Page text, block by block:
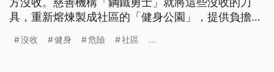
具，重新熔煉製成社區的「健身公園」，提供負擔不
離犯罪。
沒收 健身 危險 社區 ...